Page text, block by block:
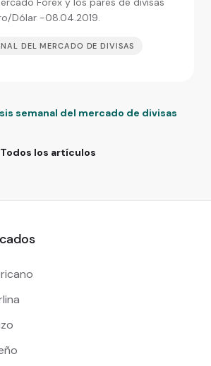
Dólar -08.04.2019.
DEL MERCADO DE DIVISAS
semanal del mercado de divisas
Todos los artículos